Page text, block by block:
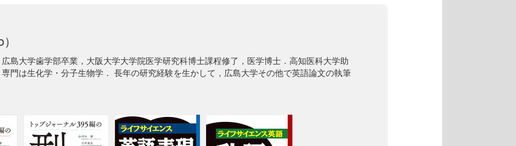
島大学歯学部卒業，大阪大学大学院医学研究科博士課程修了，医学博士．高知医科大学助
門は生化学・分子生物学． 長年の研究経験を生かして，広島大学その他で英語論文の執筆